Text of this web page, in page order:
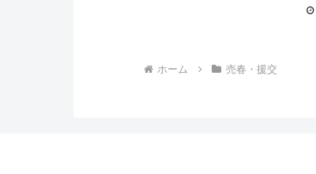
ホーム 売春・援交